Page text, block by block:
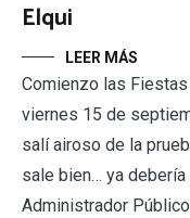
Elqui
LEER MÁS
Comienzo las
viernes 15 de
salí airoso de la
sale bien… ya
Administrador